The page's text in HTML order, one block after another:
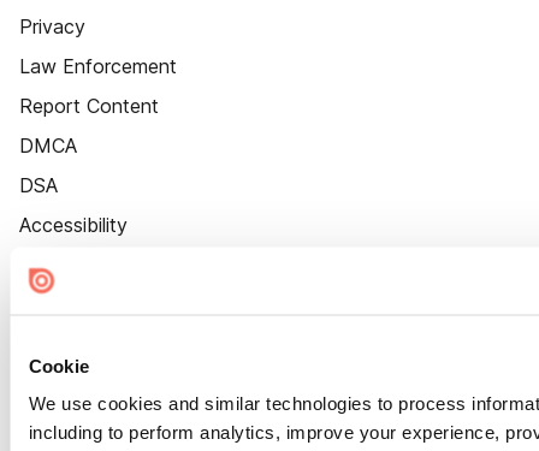
Cookie
We use cookies and similar technologies to process
including to perform analytics, improve your experience,
Privacy
Law Enforcement
Report Content
DMCA
DSA
Accessibility
Cookie Settings